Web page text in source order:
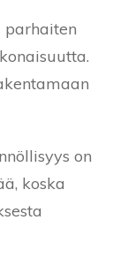
parhaiten
on
koska